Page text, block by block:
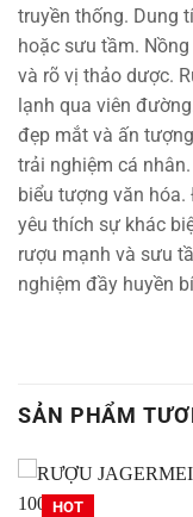
truyền thống. Dung
hoặc sưu tầm.
và rõ vị thảo dược.
lạnh qua viên
đẹp mắt và ấn
trải nghiệm cá
biểu tượng văn
yêu thích sự khác
rượu mạnh và sưu
nghiệm đầy huyền
SẢN PHẨM
HOT